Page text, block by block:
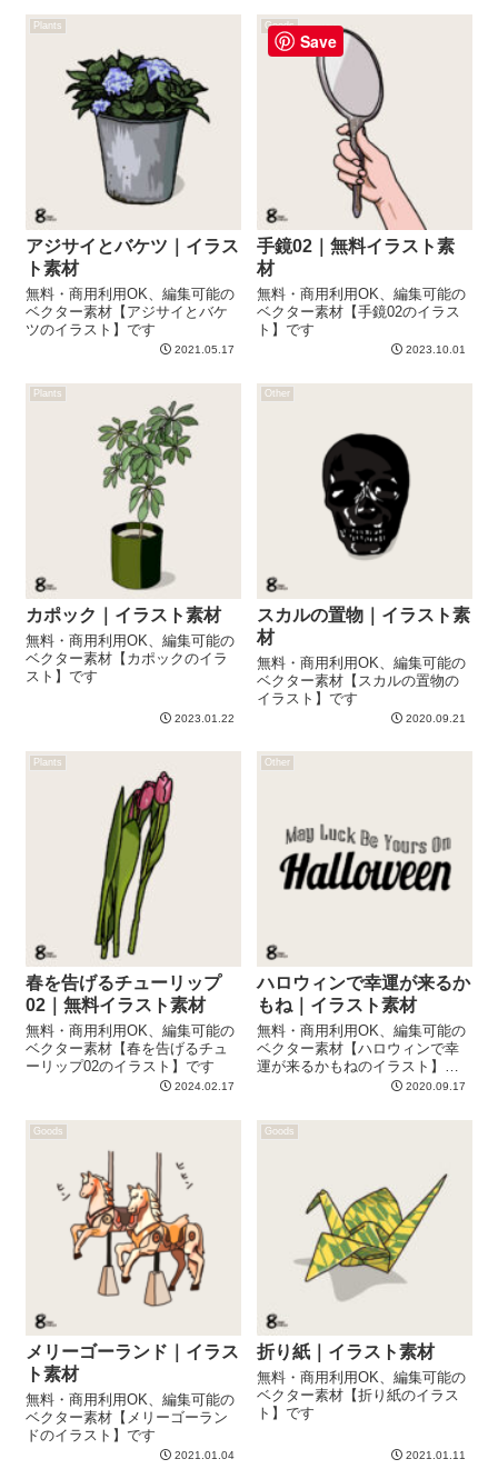
Plants
アジサイとバケツ｜イラス
ト素材
無料・商用利用OK、編集可能の
ベクター素材【アジサイとバケ
ツのイラスト】です
2021.05.17
Goods
手鏡02｜無料イラスト素
材
無料・商用利用OK、編集可能の
ベクター素材【手鏡02のイラス
ト】です
2023.10.01
Plants
カポック｜イラスト素材
無料・商用利用OK、編集可能の
ベクター素材【カポックのイラ
スト】です
2023.01.22
Other
スカルの置物｜イラスト素
材
無料・商用利用OK、編集可能の
ベクター素材【スカルの置物の
イラスト】です
2020.09.21
Plants
春を告げるチューリップ
02｜無料イラスト素材
無料・商用利用OK、編集可能の
ベクター素材【春を告げるチュ
ーリップ02のイラスト】です
2024.02.17
Other
ハロウィンで幸運が来るか
もね｜イラスト素材
無料・商用利用OK、編集可能の
ベクター素材【ハロウィンで幸
運が来るかもねのイラスト】で
2020.09.17
Goods
メリーゴーランド｜イラス
ト素材
無料・商用利用OK、編集可能の
ベクター素材【メリーゴーラン
ドのイラスト】です
2021.01.04
Goods
折り紙｜イラスト素材
無料・商用利用OK、編集可能の
ベクター素材【折り紙のイラス
ト】です
2021.01.11
Save